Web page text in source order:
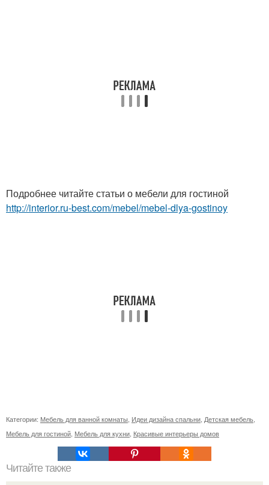
Подробнее читайте статьи о мебели для гостиной
http://interior.ru-best.com/mebel/mebel-dlya-gostinoy
Категории: Мебель для ванной комнаты Идеи дизайна спальни Детская мебель
Мебель для гостиной Мебель для кухни Красивые интерьеры домов
Читайте также